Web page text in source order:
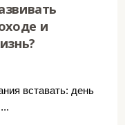
и
вставать: день